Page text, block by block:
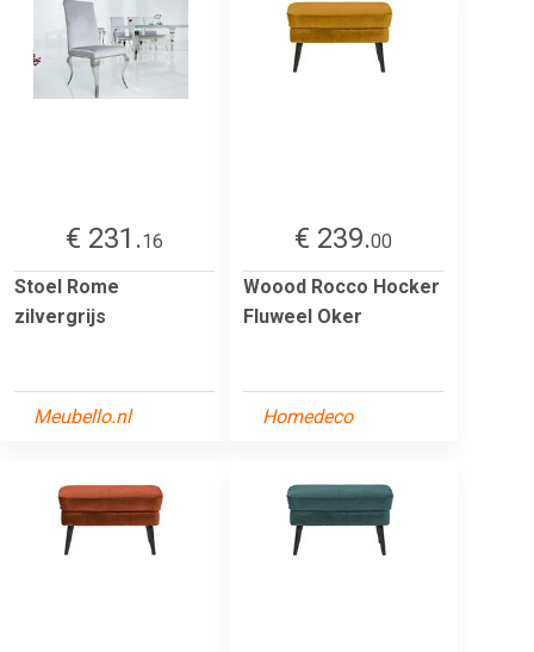
€ 231.16
Stoel Rome
zilvergrijs
Meubello.nl
€ 239.00
Woood Rocco Hocker
Fluweel Oker
Homedeco